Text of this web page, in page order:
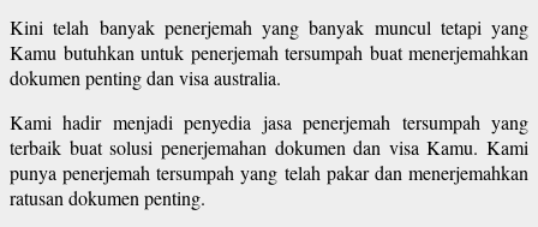
Kini telah banyak penerjemah yang banyak muncul tetapi yang
Kamu butuhkan untuk penerjemah tersumpah buat menerjemahkan
dokumen penting dan visa australia.
Kami hadir menjadi penyedia jasa penerjemah tersumpah yang
terbaik buat solusi penerjemahan dokumen dan visa Kamu. Kami
punya penerjemah tersumpah yang telah pakar dan menerjemahkan
ratusan dokumen penting.